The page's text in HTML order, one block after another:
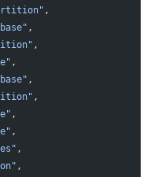
,
,
,
,
,
,
,
,
,
,